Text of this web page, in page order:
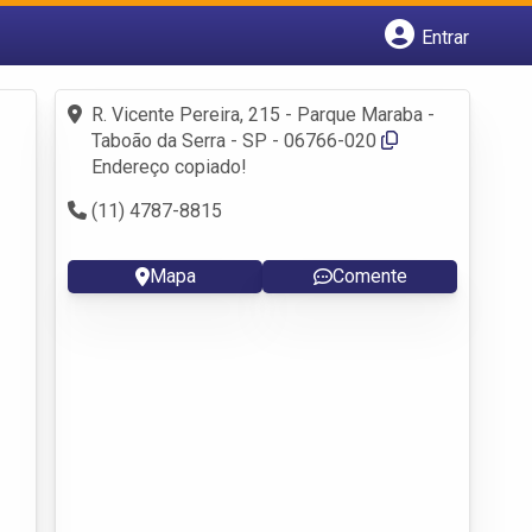
Entrar
Fazer login
Criar conta
R. Vicente Pereira, 215 - Parque Maraba -
Taboão da Serra - SP - 06766-020
Endereço copiado!
(11) 4787-8815
Mapa Comente